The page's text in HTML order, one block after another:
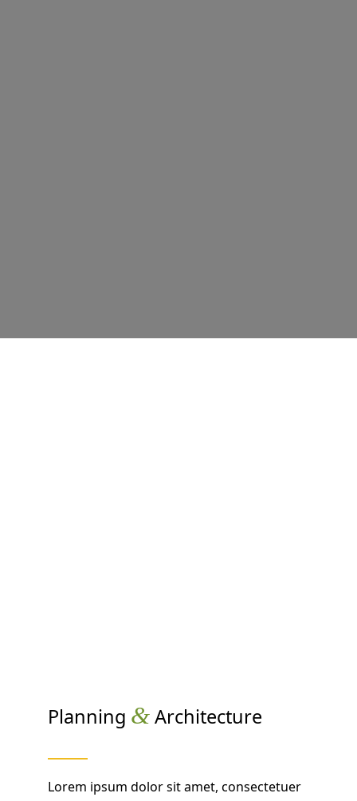
Planning &Architecture
Lorem ipsum dolor sit amet, consectetuer